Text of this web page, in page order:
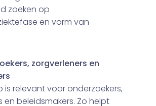
zoeken op
en vorm van
zorgverleners en
is relevant voor onderzoekers,
en beleidsmakers. Zo helpt